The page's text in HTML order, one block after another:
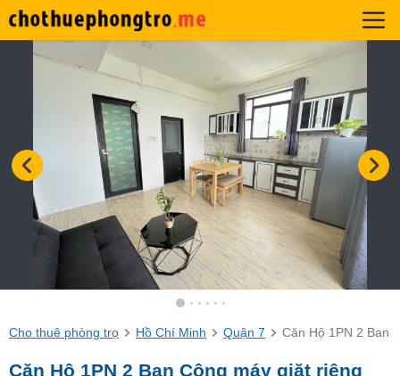
Cho thuê phòng trọ Hồ Chí Minh Quận 7 Căn Hộ 1PN 2 Ban
Căn Hộ 1PN 2 Ban Công máy giặt riêng